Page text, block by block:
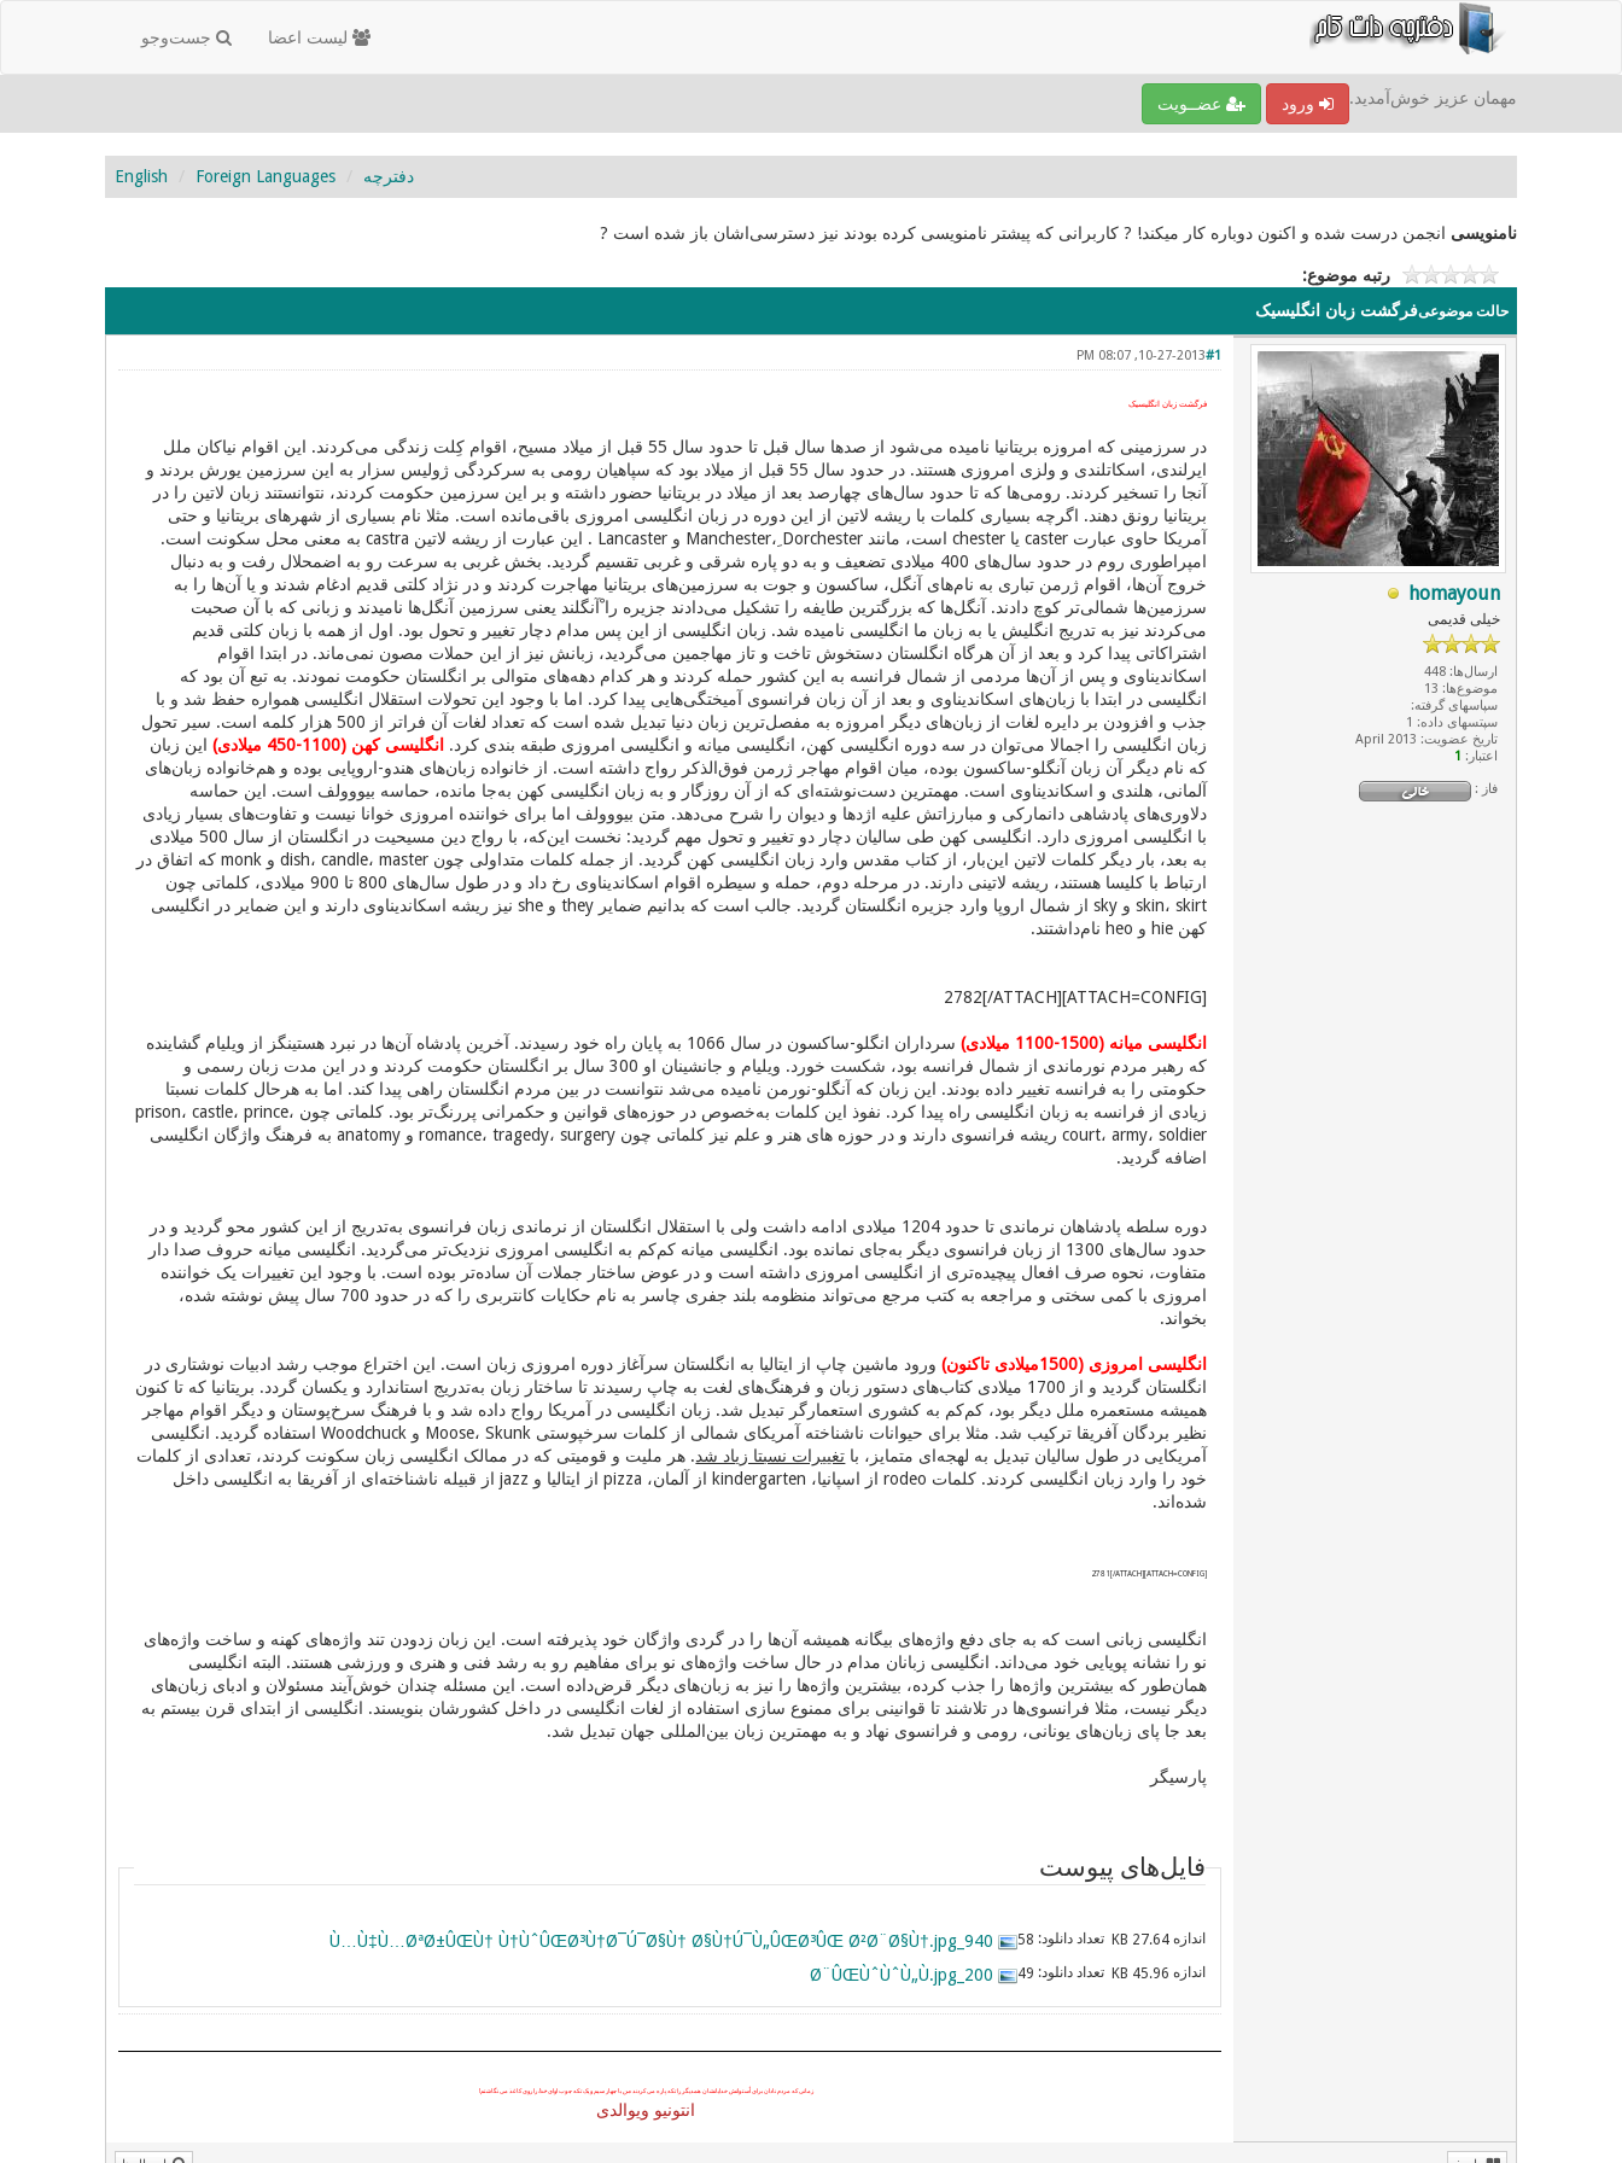
جست‌و‌جو لیست اعضا
ورود عضــویت مهمان عزیز خوش‌آمدید.
دفترچه Foreign Languages
English
نامنویسی انجمن درست شده و اکنون دوباره کار میکند! ? کاربرانی که پیشتر نامنویسی کرده بودند نیز دسترسی‌اشان باز شده است ?
رتبه موضوع:
حالت موضوعیفرگشت زبان انگلیسیک
homayoun
خیلی قدیمی
ارسال‌ها: 448
موضوع‌ها: 13
سپاسهای گرفته:
سپتسهای داده: 1
تاریخ عضویت: April 2013
اعتبار: 1
فاز :
#1
10-27-2013, 08:07 PM
فرگشت زبان انگلیسیک
در سرزمینی که امروزه بریتانیا نامیده می‌شود از صدها سال قبل تا حدود سال 55 قبل از میلاد مسیح، اقوام کِلت زندگی می‌کردند. این اقوام نیاکان ملل
ایرلندی، اسکاتلندی و ولزی امروزی هستند. در حدود سال 55 قبل از میلاد بود که سپاهیان رومی به سرکردگی ژولیس سزار به این سرزمین یورش بردند و
آنجا را تسخیر کردند. رومی‌ها که تا حدود سال‌های چهارصد بعد از میلاد در بریتانیا حضور داشته و بر این سرزمین حکومت کردند، نتوانستند زبان لاتین را در
بریتانیا رونق دهند. اگرچه بسیاری کلمات با ریشه لاتین از این دوره در زبان انگلیسی امروزی باقی‌مانده است. مثلا نام بسیاری از شهرهای بریتانیا و حتی
آمریکا حاوی عبارت caster یا chester است، مانند Manchester، ِDorchester و Lancaster . این عبارت از ریشه لاتین castra به معنی محل سکونت است.
امپراطوری روم در حدود سال‌های 400 میلادی تضعیف و به دو پاره شرقی و غربی تقسیم گردید. بخش غربی به سرعت رو به اضمحلال رفت و به دنبال
خروج آن‌ها، اقوام ژرمن تباری به نام‌های‌ آنگل‌، ساکسون‌ و جوت به سرزمین‌های بریتانیا مهاجرت کردند و در نژاد کلتی قدیم ادغام شدند و یا آن‌ها را به
سرزمین‌ها شمالی‌تر کوچ دادند. آنگل‌ها که بزرگترین طایفه را تشکیل می‌دادند جزیره را ْآنگلند یعنی سرزمین آنگل‌ها نامیدند و زبانی که با آن صحبت
می‌کردند نیز به تدریج انگلیش یا به زبان ما انگلیسی نامیده شد. زبان انگلیسی از این پس مدام دچار تغییر و تحول بود. اول از همه با زبان کلتی قدیم
اشتراکاتی پیدا کرد و بعد از آن هرگاه انگلستان دستخوش تاخت و تاز مهاجمین می‌گردید، زبانش نیز از این حملات مصون نمی‌ماند. در ابتدا اقوام
اسکاندیناوی و پس از آن‌ها مردمی از شمال فرانسه به این کشور حمله کردند و هر کدام دهه‌های متوالی بر انگلستان حکومت نمودند. به تبع آن بود که
انگلیسی در ابتدا با زبان‌های اسکاندیناوی و بعد از آن زبان فرانسوی آمیختگی‌هایی پیدا کرد. اما با وجود این تحولات استقلال انگلیسی همواره حفظ شد و با
جذب و افزودن بر دایره لغات از زبان‌های دیگر امروزه به مفصل‌ترین زبان دنیا تبدیل شده است که تعداد لغات آن فراتر از 500 هزار کلمه است. سیر تحول
زبان انگلیسی را اجمالا می‌توان در سه دوره انگلیسی کهن، انگلیسی میانه و انگلیسی امروزی طبقه بندی کرد. انگلیسی کهن (1100-450 میلادی)
این زبان
که نام دیگر آن زبان آنگلو-ساکسون بوده، میان اقوام مهاجر ژرمن فوق‌الذکر رواج داشته است. از خانواده زبان‌های هندو-اروپایی بوده و هم‌خانواده زبان‌های
آلمانی، هلندی و اسکاندیناوی است. مهمترین دست‌نوشته‌ای که از آن روزگار و به زبان انگلیسی کهن به‌جا مانده، حماسه بیووولف است. این حماسه
دلاوری‌های پادشاهی دانمارکی و مبارزاتش علیه اژدها و دیوان را شرح می‌دهد. متن بیووولف اما برای خواننده امروزی خوانا نیست و تفاوت‌های بسیار زیادی
با انگلیسی امروزی دارد. انگلیسی کهن طی سالیان دچار دو تغییر و تحول مهم گردید: نخست این‌که، با رواج دین مسیحیت در انگلستان از سال 500 میلادی
به بعد، بار دیگر کلمات لاتین این‌بار، از کتاب مقدس وارد زبان انگلیسی کهن گردید. از جمله کلمات متداولی چون dish، candle، master و monk که اتفاق در
ارتباط با کلیسا هستند، ریشه لاتینی دارند. در مرحله دوم، حمله و سیطره اقوام اسکاندیناوی رخ داد و در طول سال‌های 800 تا 900 میلادی، کلماتی چون
skin، skirt و sky از شمال اروپا وارد جزیره انگلستان گردید. جالب است که بدانیم ضمایر they و she نیز ریشه اسکاندیناوی دارند و این ضمایر در انگلیسی
کهن hie و heo نام‌داشتند.
[ATTACH=CONFIG]2782[/ATTACH]
انگلیسی میانه (1500-1100 میلادی)
سرداران انگلو-ساکسون در سال‌ 1066 به پایان راه خود رسیدند. آخرین پادشاه آن‌ها در نبرد هستینگز از ویلیام گشاینده
که رهبر مردم نورماندی از شمال فرانسه بود، شکست خورد. ویلیام و جانشینان او 300 سال بر انگلستان حکومت کردند و در این مدت زبان رسمی و
حکومتی را به فرانسه تغییر داده بودند. این زبان که آنگلو-نورمن نامیده می‌شد نتوانست در بین مردم انگلستان راهی پیدا کند. اما به هرحال کلمات نسبتا
زیادی از فرانسه به زبان انگلیسی راه پیدا کرد. نفوذ این کلمات به‌خصوص در حوزه‌های قوانین و حکمرانی پررنگ‌تر بود. کلماتی چون prison، castle، prince،
court، army، soldier ریشه فرانسوی دارند و در حوزه های هنر و علم نیز کلماتی چون romance، tragedy، surgery و anatomy به فرهنگ واژگان انگلیسی
اضافه گردید.
دوره سلطه پادشاهان نرماندی تا حدود 1204 میلادی ادامه داشت ولی با استقلال انگلستان از نرماندی زبان فرانسوی به‌تدریج از این کشور محو گردید و در
حدود سال‌های 1300 از زبان فرانسوی دیگر به‌جای نمانده بود. انگلیسی میانه کم‌کم به انگلیسی امروزی نزدیک‌تر می‌گردید. انگلیسی میانه حروف صدا دار
متفاوت، نحوه صرف افعال پیچیده‌تری از انگلیسی امروزی داشته است و در عوض ساختار جملات آن ساده‌تر بوده است. با وجود این تغییرات یک خواننده
امروزی با کمی سختی و مراجعه به کتب مرجع می‌تواند منظومه بلند جفری چاسر به نام حکایات کانتربری را که در حدود 700 سال پیش نوشته شده،
بخواند.
انگلیسی امروزی (1500میلادی تاکنون)
ورود ماشین چاپ از ایتالیا به انگلستان سرآغاز دوره امروزی زبان است. این اختراع موجب رشد ادبیات نوشتاری در
انگلستان گردید و از 1700 میلادی کتاب‌های دستور زبان و فرهنگ‌های لغت به چاپ رسیدند تا ساختار زبان به‌تدریج استاندارد و یکسان گردد. بریتانیا که تا کنون
همیشه مستعمره ملل دیگر بود، کم‌کم به کشوری استعمارگر تبدیل شد. زبان انگلیسی در آمریکا رواج داده شد و با فرهنگ سرخ‌پوستان و دیگر اقوام مهاجر
نظیر بردگان آفریقا ترکیب شد. مثلا برای حیوانات ناشناخته آمریکای شمالی از کلمات سرخپوستی Moose، Skunk و Woodchuck استفاده گردید. انگلیسی
آمریکایی در طول سالیان تبدیل به لهجه‌ای متمایز، با تغییرات نسبتا زیاد شد. هر ملیت و قومیتی که در ممالک انگلیسی زبان سکونت کردند، تعدادی از کلمات
خود را وارد زبان انگلیسی کردند. کلمات rodeo از اسپانیا، kindergarten از آلمان، pizza از ایتالیا و jazz از قبیله ناشناخته‌ای از آفریقا به انگلیسی داخل
شده‌اند.
[ATTACH=CONFIG]2781[/ATTACH]
انگلیسی زبانی است که به جای دفع واژه‌های بیگانه همیشه آن‌ها را در گردی واژگان خود پذیرفته است. این زبان زدودن تند واژه‌های کهنه و ساخت واژه‌های
نو را نشانه پویایی خود می‌داند. انگلیسی زبانان مدام در حال ساخت واژه‌های نو برای مفاهیم رو به رشد فنی و هنری و ورزشی هستند. البته انگلیسی
همان‌طور که بیشترین واژه‌ها را جذب کرده، بیشترین واژه‌ها را نیز به زبان‌های دیگر قرض‌داده است. این مسئله چندان خوش‌آیند مسئولان و ادبای زبان‌های
دیگر نیست، مثلا فرانسوی‌ها در تلاشند تا قوانینی برای ممنوع سازی استفاده از لغات انگلیسی در داخل کشورشان بنویسند. انگلیسی از ابتدای قرن بیستم به
بعد جا پای زبان‌های یونانی، رومی و فرانسوی نهاد و به مهمترین زبان بین‌المللی جهان تبدیل شد.
پارسیگر
فایل‌های پیوست
940_Ù…Ù‡Ù…ØªØ±ÛŒÙ† Ù†ÙˆÛŒØ³Ù†Ø¯Ú¯Ø§Ù† Ø§Ù†Ú¯Ù„ÛŒØ³ÛŒ Ø²Ø¨Ø§Ù†.jpg اندازه 27.64 KB تعداد دانلود: 58
200_Ø¨ÛŒÙˆÙˆÙ„Ù.jpg اندازه 45.96 KB تعداد دانلود: 49
زمانی که مردم نادان برای اُستوانش خدایانشان همدیگر را تکه پاره می کردندمن با چهار سیم و یک تکه چوب اوایخدارا روی کاغذ می نگاشتم!
انتونیو ویوالدی